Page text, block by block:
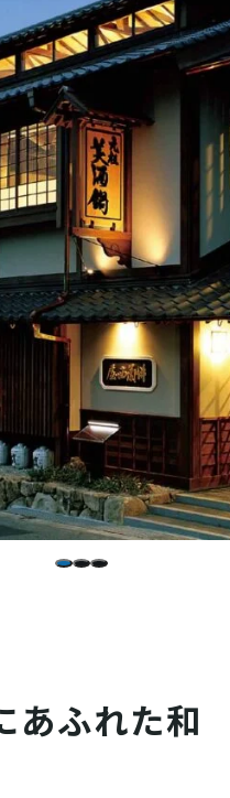
あふれた和
プライバシーポリシーサイト